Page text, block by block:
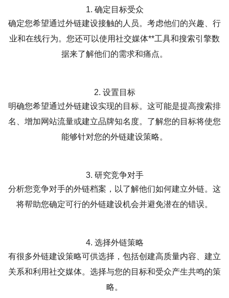
1. 确定目标受众
确定您希望通过外链建设接触的人员。考虑他们的兴趣、行
业和在线行为。您还可以使用社交媒体**工具和搜索引擎数
据来了解他们的需求和痛点。
2. 设置目标
明确您希望通过外链建设实现的目标。这可能是提高搜索排
名、增加网站流量或建立品牌知名度。了解您的目标将使您
能够针对您的外链建设策略。
3. 研究竞争对手
分析您竞争对手的外链档案，以了解他们如何建立外链。这
将帮助您确定可行的外链建设机会并避免潜在的错误。
4. 选择外链策略
有很多外链建设策略可供选择，包括创建高质量内容、建立
关系和利用社交媒体。选择与您的目标和受众产生共鸣的策
略。